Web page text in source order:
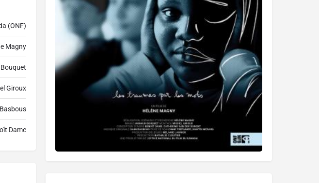
(ONF)
Magny
Giroux
Dame